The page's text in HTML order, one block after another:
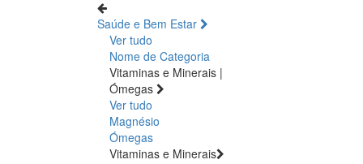
Saúde e Bem Estar
Ver tudo
Nome de Categoria
Vitaminas e Minerais |
Ómegas
Ver tudo
Magnésio
Ómegas
Vitaminas e Minerais